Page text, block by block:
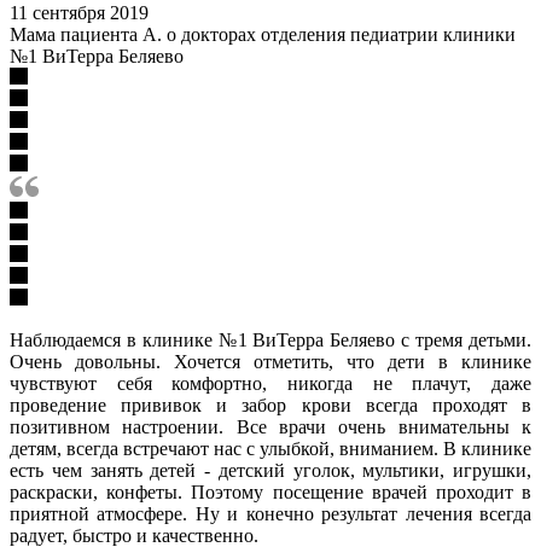
11 сентября 2019
Мама пациента А. о докторах отделения педиатрии клиники
№1 ВиТерра Беляево
Наблюдаемся в клинике №1 ВиТерра Беляево с тремя детьми.
Очень довольны. Хочется отметить, что дети в клинике
чувствуют себя комфортно, никогда не плачут, даже
проведение прививок и забор крови всегда проходят в
позитивном настроении. Все врачи очень внимательны к
детям, всегда встречают нас с улыбкой, вниманием. В клинике
есть чем занять детей - детский уголок, мультики, игрушки,
раскраски, конфеты. Поэтому посещение врачей проходит в
приятной атмосфере. Ну и конечно результат лечения всегда
радует, быстро и качественно.